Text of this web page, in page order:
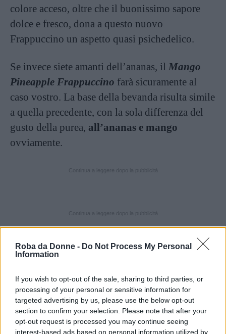
Roba da Donne - Do Not Process My Personal
Information
If you wish to opt-out of the sale, sharing to third parties, or
processing of your personal or sensitive information for
targeted advertising by us, please use the below opt-out
section to confirm your selection. Please note that after your
opt-out request is processed you may continue seeing
interest-based ads based on personal information utilized by
colore acceso, oltre che il buonissimo sapore
dolce e fresco, dona a questo nuovo
Frappuccino un aspetto quasi psichedelico.
Se invece siete amanti dell’ananas, il Mango
Pineapple Frappuccino farà sicuramente al
caso vostro. La base della bevanda risulta simile
a quella precedente, con la sola differenza del
gusto della purea, all’ananas e mango
ovviamente.
Queste due nuove bevande estive sono apparse
Come per ogni nuovo drink, i primi riscontri
sono stati abbastanza contrastanti,
probabilmente dettati dallo strano mix di gusti,